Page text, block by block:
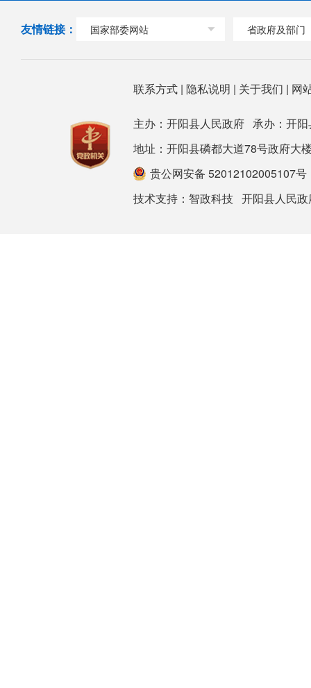
友情链接： 国家部委网站 省政府及部门
联系方式| 隐私说明 | 关于我们 | 网
主办：开阳县人民政府 承办：开
地址：开阳县磷都大道78号政府
贵公网安备 52012102005107号
技术支持： 智政科技 开阳县人民